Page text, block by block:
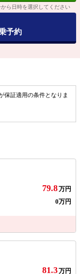
ら日時を選択してください
予約
保証適用の条件となりま
79.8万円
0万円
81.3万円